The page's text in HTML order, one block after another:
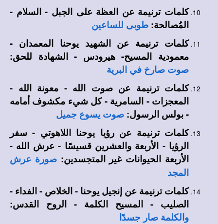
كلمات ترنيمة عن العظة على الجبل - السلام -
المُصالحة: طوبى للساعين
كلمات ترنيمة عن الشهيد يوحنا المعمدان -
معمودية المسيح- هيرودس - الشهادة للحق:
صوت صارخ في البرية
كلمات ترنيمة عن صوت الله - معونة الله -
المعجزات - السامرية - كل شيء مكشوف أمامه
- بولس الرسول: صوت يسوع جميل
كلمات ترنيمة عن رؤيا يوحنا اللاهوتي - سفر
الرؤيا - الأربعة والعشرين قسيسًا - عرش الله -
الأربعة الحيوانات غير المتجسدين:صورة عرش
المجد
كلمات ترنيمة عن إنجيل يوحنا - الخلاص - الفداء -
الصليب - المسيح الكلمة - الروح القدس:
والكلمة صار جسدًا